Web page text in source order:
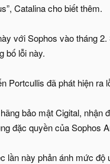
Catalina cho biết thêm.
với Sophos vào tháng
bố lỗi này.
Portcullis đã phát hiện
bảo mật Cigital,
đặc quyền của Sophos
lần này phản ánh mức